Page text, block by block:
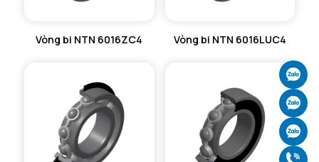
Vòng bi NTN 6016ZC4 Vòng bi NTN 6016LUC4